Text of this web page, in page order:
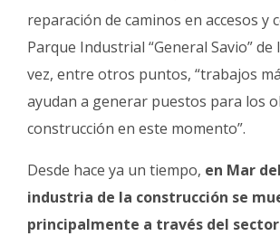
reparación de caminos en accesos y
Parque Industrial “General Savio” de
vez, entre otros puntos, “trabajos
ayudan a generar puestos para los
construcción en este momento”.
Desde hace ya un tiempo, en Mar
industria de la construcción se
principalmente a través del